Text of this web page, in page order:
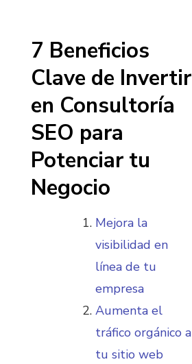
7 Beneficios
Clave de Invertir
en Consultoría
SEO para
Potenciar tu
Negocio
Mejora la
visibilidad en
línea de tu
empresa
Aumenta el
tráfico orgánico a
tu sitio web